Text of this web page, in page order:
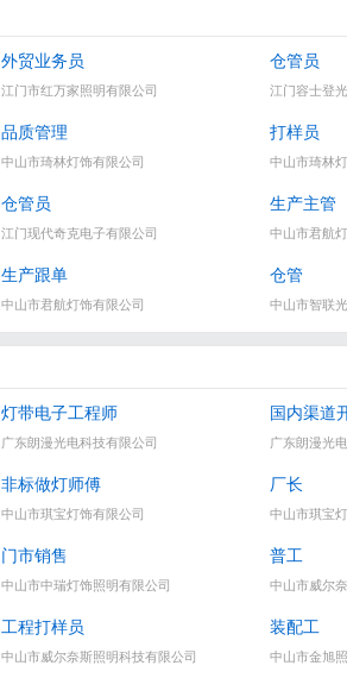
外贸业务员
江门市红万家照明有限公司
仓管员
江门容士登
品质管理
中山市琦林灯饰有限公司
打样员
中山市琦林
仓管员
江门现代奇克电子有限公司
生产主管
中山市君航
生产跟单
中山市君航灯饰有限公司
仓管
中山市智联
灯带电子工程师
广东朗漫光电科技有限公司
国内渠道
广东朗漫光
非标做灯师傅
中山市琪宝灯饰有限公司
厂长
中山市琪宝
门市销售
中山市中瑞灯饰照明有限公司
普工
中山市威尔
工程打样员
中山市威尔奈斯照明科技有限公司
装配工
中山市金旭